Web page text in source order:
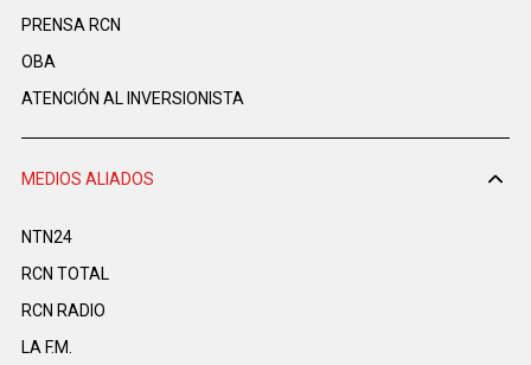
PRENSA RCN
OBA
ATENCIÓN AL INVERSIONISTA
MEDIOS ALIADOS
NTN24
RCN TOTAL
RCN RADIO
LA F.M.